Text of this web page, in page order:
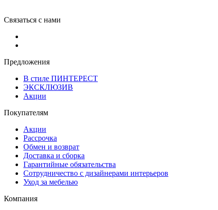
Связаться с нами
Предложения
В стиле ПИНТЕРЕСТ
ЭКСКЛЮЗИВ
Акции
Покупателям
Акции
Рассрочка
Обмен и возврат
Доставка и сборка
Гарантийные обязательства
Сотрудничество с дизайнерами интерьеров
Уход за мебелью
Компания